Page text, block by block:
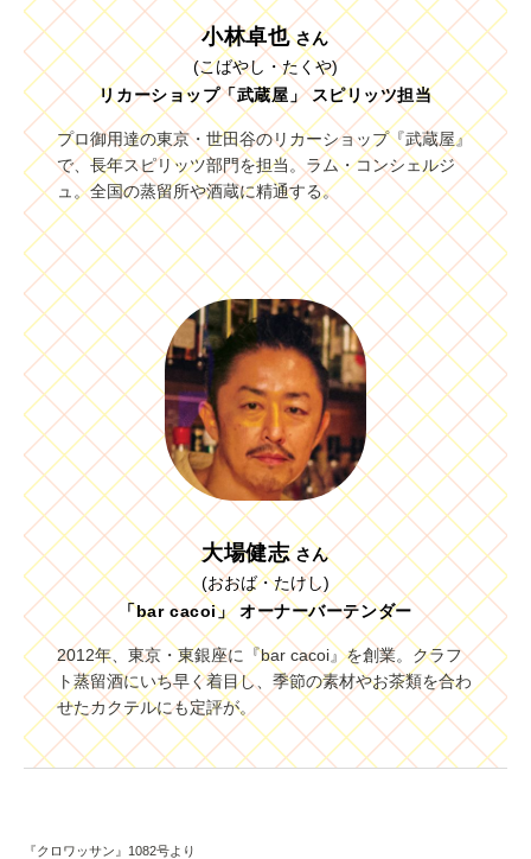
小林卓也 さん
(こばやし・たくや)
リカーショップ「武蔵屋」 スピリッツ担当
プロ御用達の東京・世田谷のリカーショップ『武蔵屋』
で、長年スピリッツ部門を担当。ラム・コンシェルジ
ュ。全国の蒸留所や酒蔵に精通する。
大場健志 さん
(おおば・たけし)
「bar cacoi」 オーナーバーテンダー
2012年、東京・東銀座に『bar cacoi』を創業。クラフ
ト蒸留酒にいち早く着目し、季節の素材やお茶類を合わ
せたカクテルにも定評が。
『クロワッサン』1082号より